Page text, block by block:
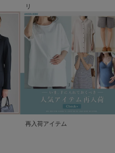
リ
再入荷アイテム